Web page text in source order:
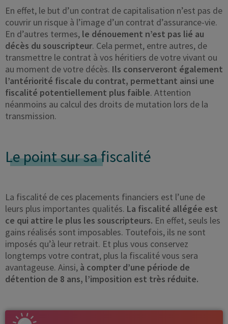
En effet, le but d’un contrat de capitalisation n’est pas de
couvrir un risque à l’image d’un contrat d’assurance-vie.
En d’autres termes, le dénouement n’est pas lié au
décès du souscripteur. Cela permet, entre autres, de
transmettre le contrat à vos héritiers de votre vivant ou
au moment de votre décès. Ils conserveront également
l’antériorité fiscale du contrat, permettant ainsi une
fiscalité potentiellement plus faible. Attention
néanmoins au calcul des droits de mutation lors de la
transmission.
Le point sur safiscalité
La fiscalité de ces placements financiers est l’une de
leurs plus importantes qualités. La fiscalité allégée est
ce qui attire le plus les souscripteurs. En effet, seuls les
gains réalisés sont imposables. Toutefois, ils ne sont
imposés qu’à leur retrait. Et plus vous conservez
longtemps votre contrat, plus la fiscalité vous sera
avantageuse. Ainsi, à compter d’une période de
détention de 8 ans, l’imposition est très réduite.